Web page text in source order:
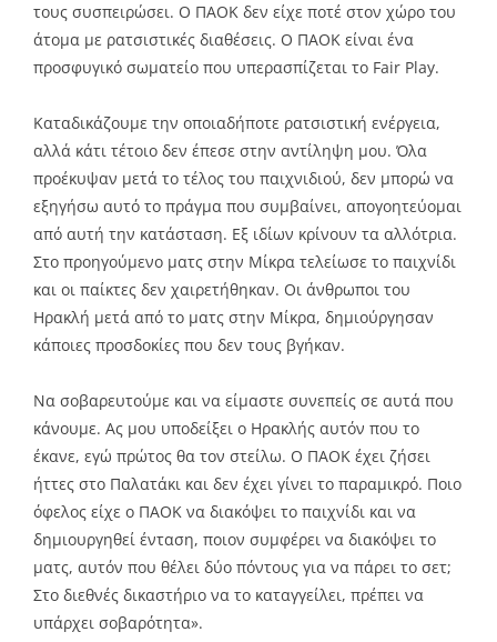
τους συσπειρώσει. Ο ΠΑΟΚ δεν είχε ποτέ στον χώρο του
άτομα με ρατσιστικές διαθέσεις. Ο ΠΑΟΚ είναι ένα
προσφυγικό σωματείο που υπερασπίζεται το Fair Play.
Καταδικάζουμε την οποιαδήποτε ρατσιστική ενέργεια,
αλλά κάτι τέτοιο δεν έπεσε στην αντίληψη μου. Όλα
προέκυψαν μετά το τέλος του παιχνιδιού, δεν μπορώ να
εξηγήσω αυτό το πράγμα που συμβαίνει, απογοητεύομαι
από αυτή την κατάσταση. Εξ ιδίων κρίνουν τα αλλότρια.
Στο προηγούμενο ματς στην Μίκρα τελείωσε το παιχνίδι
και οι παίκτες δεν χαιρετήθηκαν. Οι άνθρωποι του
Ηρακλή μετά από το ματς στην Μίκρα, δημιούργησαν
κάποιες προσδοκίες που δεν τους βγήκαν.
Να σοβαρευτούμε και να είμαστε συνεπείς σε αυτά που
κάνουμε. Ας μου υποδείξει ο Ηρακλής αυτόν που το
έκανε, εγώ πρώτος θα τον στείλω. Ο ΠΑΟΚ έχει ζήσει
ήττες στο Παλατάκι και δεν έχει γίνει το παραμικρό. Ποιο
όφελος είχε ο ΠΑΟΚ να διακόψει το παιχνίδι και να
δημιουργηθεί ένταση, ποιον συμφέρει να διακόψει το
ματς, αυτόν που θέλει δύο πόντους για να πάρει το σετ;
Στο διεθνές δικαστήριο να το καταγγείλει, πρέπει να
υπάρχει σοβαρότητα».